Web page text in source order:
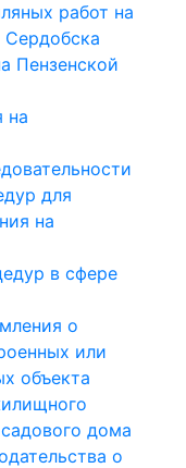
работ на
Сердобска
Пензенской
на
для
на
в сфере
о
или
объекта
дома
о